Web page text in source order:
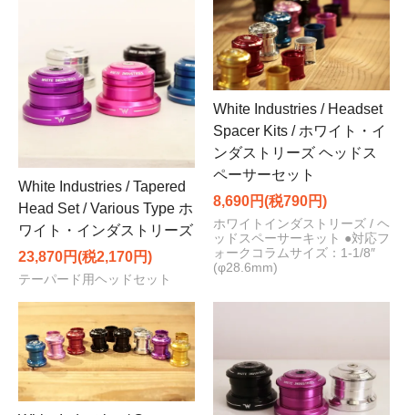
White Industries / Tapered
Head Set / Various Type ホ
ワイト・インダストリーズ
23,870円(税2,170円)
テーパード用ヘッドセット
White Industries / Headset
Spacer Kits / ホワイト・イ
ンダストリーズ ヘッドス
ペーサーセット
8,690円(税790円)
ホワイトインダストリーズ / ヘ
ッドスペーサーキット ●対応フ
ォークコラムサイズ：1-1/8″
(φ28.6mm)